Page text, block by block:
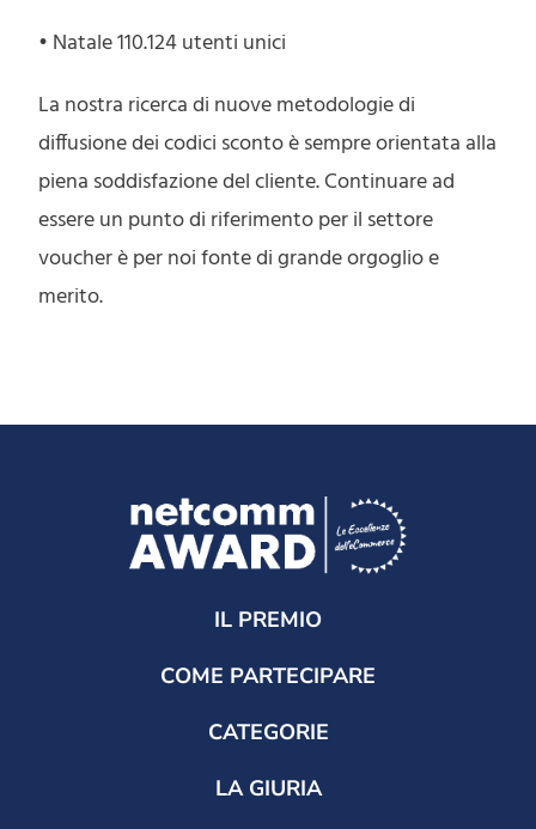
• Natale 110.124 utenti unici
La nostra ricerca di nuove metodologie di
diffusione dei codici sconto è sempre orientata alla
piena soddisfazione del cliente. Continuare ad
essere un punto di riferimento per il settore
voucher è per noi fonte di grande orgoglio e
merito.
IL PREMIO
COME PARTECIPARE
CATEGORIE
LA GIURIA